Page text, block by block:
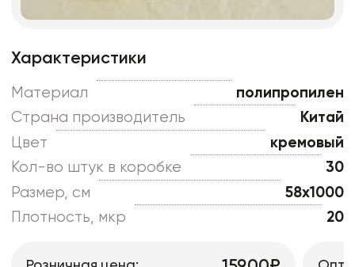
Характеристики
Материал
полипропилен
Страна производитель
Китай
Цвет
кремовый
Кол-во штук в коробке
30
Размер, см
58x1000
Плотность, мкр
20